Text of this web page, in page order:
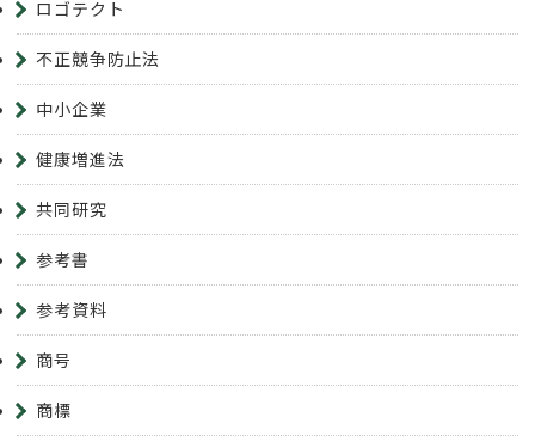
ロゴテクト
不正競争防止法
中小企業
健康増進法
共同研究
参考書
参考資料
商号
商標